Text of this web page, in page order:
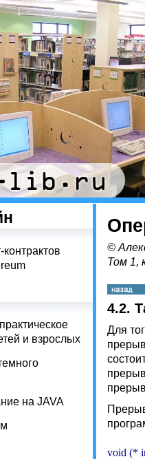
и взрослых
на JAVA
©
Том 1,
4.2.
Для
void (*